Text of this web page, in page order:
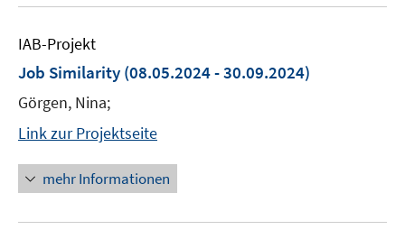
IAB-Projekt
Job Similarity (08.05.2024 - 30.09.2024)
Görgen, Nina;
Link zur Projektseite
mehr Informationen